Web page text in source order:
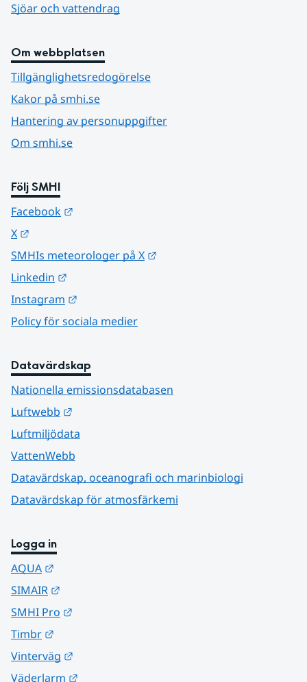
Sjöar och vattendrag
Om webbplatsen
Tillgänglighetsredogörelse
Kakor på smhi.se
Hantering av personuppgifter
Om smhi.se
Följ SMHI
Facebook
X
SMHIs meteorologer på X
Linkedin
Instagram
Policy för sociala medier
Datavärdskap
Nationella emissionsdatabasen
Luftwebb
Luftmiljödata
VattenWebb
Datavärdskap, oceanografi och marinbiologi
Datavärdskap för atmosfärkemi
Logga in
AQUA
SIMAIR
SMHI Pro
Timbr
Vinterväg
Väderlarm